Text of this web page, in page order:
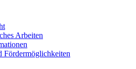
Arbeiten
Fördermöglichkeiten